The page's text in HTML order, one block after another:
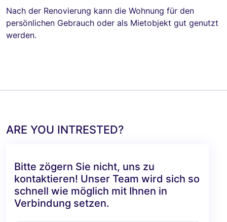
Nach der Renovierung kann die Wohnung für den
persönlichen Gebrauch oder als Mietobjekt gut genutzt
werden.
ARE YOU INTRESTED?
Bitte zögern Sie nicht, uns zu
kontaktieren! Unser Team wird sich so
schnell wie möglich mit Ihnen in
Verbindung setzen.